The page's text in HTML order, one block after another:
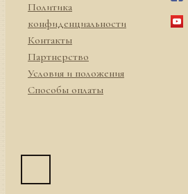
Политика
конфиденциальности
Контакты
Партнерство
Условия и положения
Способы оплаты